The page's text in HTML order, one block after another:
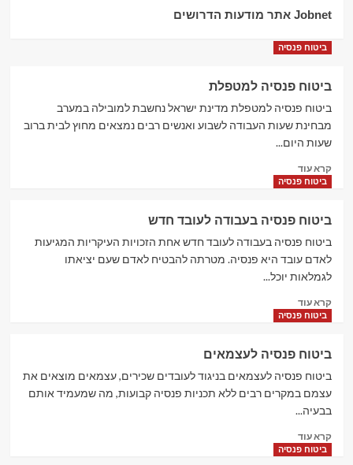
2
3
תיירות ונופש
ובחו"ל
4
5
Jobnet אתר מודעות הדרושים
ביטוח פנסיה
ביטוח פנסיה למטפלת
ביטוח פנסיה למטפלת מדינת ישראל נחשבת למובילה במערב
מבחינת שעות העבודה לשבוע ואנשים רבים נמצאים מחוץ לבית ברוב
שעות היום...
קרא עודRead
more
פנסיה
למטפלת
ביטוח פנסיה
ביטוח פנסיה בעבודה לעובד חדש
ביטוח פנסיה בעבודה לעובד חדש אחת הזכויות העיקריות המגיעות
לאדם עובד היא פנסיה. מטרתה להבטיח לאדם שעם יציאתו
לגמלאות יוכל...
קרא עודRead
more
פנסיה
בעבודה
לעובד
ביטוח פנסיה
ביטוח פנסיה לעצמאים
ביטוח פנסיה לעצמאים בניגוד לעובדים שכירים, עצמאים מוצאים את
עצמם במקרים רבים ללא תכניות פנסיה קבועות, מה שמעמיד אותם
בבעיה...
קרא עודRead
more
ביטוח פנסיה